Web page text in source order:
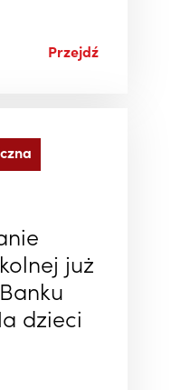
Przejdź
już
dzieci